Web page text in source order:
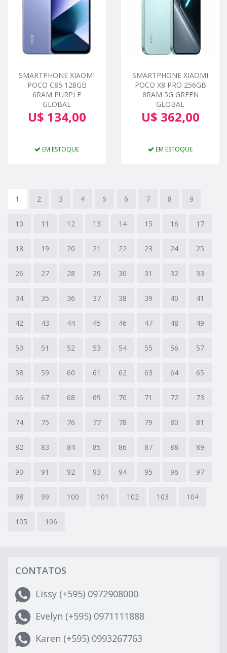
SMARTPHONE XIAOMI
POCO C85 128GB
6RAM PURPLE
GLOBAL
U$ 134,00
EM ESTOQUE
SMARTPHONE XIAOMI
POCO X8 PRO 256GB
8RAM 5G GREEN
GLOBAL
U$ 362,00
EM ESTOQUE
1 2 3 4 5 6 7 8 9
10 11 12 13 14 15 16 17
18 19 20 21 22 23 24 25
26 27 28 29 30 31 32 33
34 35 36 37 38 39 40 41
42 43 44 45 46 47 48 49
50 51 52 53 54 55 56 57
58 59 60 61 62 63 64 65
66 67 68 69 70 71 72 73
74 75 76 77 78 79 80 81
82 83 84 85 86 87 88 89
90 91 92 93 94 95 96 97
98 99 100 101 102 103 104
105 106
CONTATOS
Lissy (+595) 0972908000
Evelyn (+595) 0971111888
Karen (+595) 0993267763